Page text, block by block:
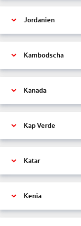
Jordanien
Kambodscha
Kanada
Kap Verde
Katar
Kenia